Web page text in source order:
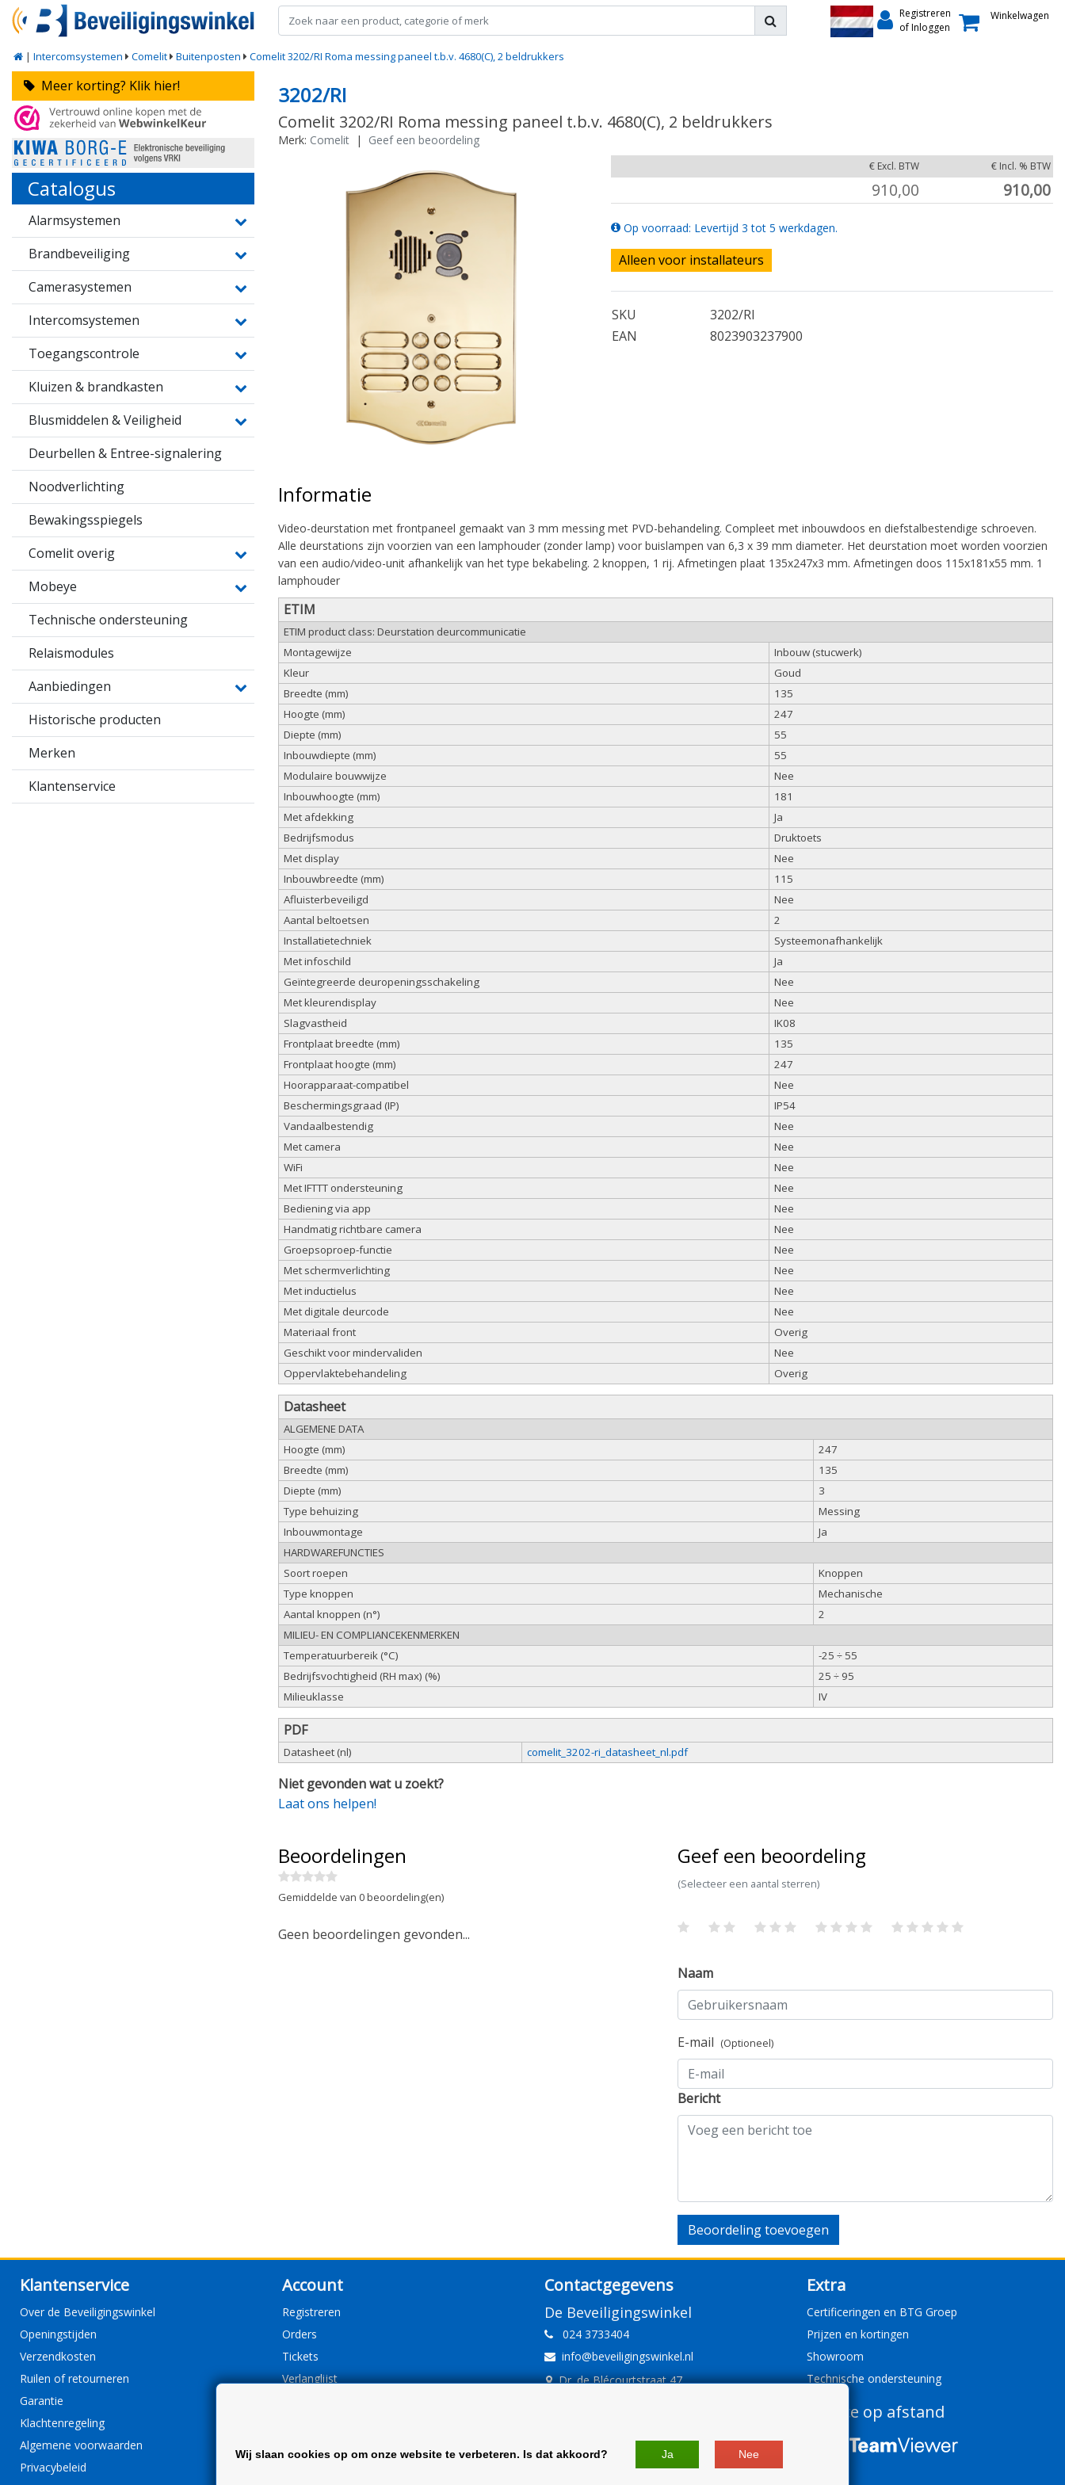
Registreren
of Inloggen
Winkelwagen
| Intercomsystemen Comelit Buitenposten Comelit 3202/RI Roma messing paneel t.b.v. 4680(C), 2 beldrukkers
Meer korting? Klik hier!
Catalogus
Alarmsystemen
Brandbeveiliging
Camerasystemen
Intercomsystemen
Toegangscontrole
Kluizen & brandkasten
Blusmiddelen & Veiligheid
Deurbellen & Entree-signalering
Noodverlichting
Bewakingsspiegels
Comelit overig
Mobeye
Technische ondersteuning
Relaismodules
Aanbiedingen
Historische producten
Merken
Klantenservice
3202/RI
Comelit 3202/RI Roma messing paneel t.b.v. 4680(C), 2 beldrukkers
Merk: Comelit | Geef een beoordeling
€ Excl. BTW € Incl. % BTW
910,00 910,00
Op voorraad: Levertijd 3 tot 5 werkdagen.
Alleen voor installateurs
SKU
3202/RI
EAN
8023903237900
Informatie
Video-deurstation met frontpaneel gemaakt van 3 mm messing met PVD-behandeling. Compleet met inbouwdoos en diefstalbestendige schroeven.
Alle deurstations zijn voorzien van een lamphouder (zonder lamp) voor buislampen van 6,3 x 39 mm diameter. Het deurstation moet worden voorzien
van een audio/video-unit afhankelijk van het type bekabeling. 2 knoppen, 1 rij. Afmetingen plaat 135x247x3 mm. Afmetingen doos 115x181x55 mm. 1
lamphouder
ETIM
ETIM product class: Deurstation deurcommunicatie
Montagewijze
Inbouw (stucwerk)
Kleur
Goud
Breedte (mm)
135
Hoogte (mm)
247
Diepte (mm)
55
Inbouwdiepte (mm)
55
Modulaire bouwwijze
Nee
Inbouwhoogte (mm)
181
Met afdekking
Ja
Bedrijfsmodus
Druktoets
Met display
Nee
Inbouwbreedte (mm)
115
Afluisterbeveiligd
Nee
Aantal beltoetsen
2
Installatietechniek
Systeemonafhankelijk
Met infoschild
Ja
Geïntegreerde deuropeningsschakeling
Nee
Met kleurendisplay
Nee
Slagvastheid
IK08
Frontplaat breedte (mm)
135
Frontplaat hoogte (mm)
247
Hoorapparaat-compatibel
Nee
Beschermingsgraad (IP)
IP54
Vandaalbestendig
Nee
Met camera
Nee
WiFi
Nee
Met IFTTT ondersteuning
Nee
Bediening via app
Nee
Handmatig richtbare camera
Nee
Groepsoproep-functie
Nee
Met schermverlichting
Nee
Met inductielus
Nee
Met digitale deurcode
Nee
Materiaal front
Overig
Geschikt voor mindervaliden
Nee
Oppervlaktebehandeling
Overig
Datasheet
ALGEMENE DATA
Hoogte (mm)
247
Breedte (mm)
135
Diepte (mm)
3
Type behuizing
Messing
Inbouwmontage
Ja
HARDWAREFUNCTIES
Soort roepen
Knoppen
Type knoppen
Mechanische
Aantal knoppen (n°)
2
MILIEU- EN COMPLIANCEKENMERKEN
Temperatuurbereik (°C)
-25 ÷ 55
Bedrijfsvochtigheid (RH max) (%)
25 ÷ 95
Milieuklasse
IV
PDF
Datasheet (nl) comelit_3202-ri_datasheet_nl.pdf
Niet gevonden wat u zoekt?
Laat ons helpen!
Beoordelingen
Gemiddelde van 0 beoordeling(en)
Geen beoordelingen gevonden...
Geef een beoordeling
(Selecteer een aantal sterren)
Naam
E-mail (Optioneel)
Bericht
Beoordeling toevoegen
Klantenservice
Over de Beveiligingswinkel
Openingstijden
Verzendkosten
Ruilen of retourneren
Garantie
Klachtenregeling
Algemene voorwaarden
Privacybeleid
Account
Registreren
Orders
Tickets
Verlanglijst
Contactgegevens
De Beveiligingswinkel
024 3733404
info@beveiligingswinkel.nl
Dr. de Blécourtstraat 47
BTW: NL 81.60.68.707.B01
Extra
Certificeringen en BTG Groep
Prijzen en kortingen
Showroom
Technische ondersteuning
Service op afstand
Wij slaan cookies op om onze website te verbeteren. Is dat akkoord? Ja Nee